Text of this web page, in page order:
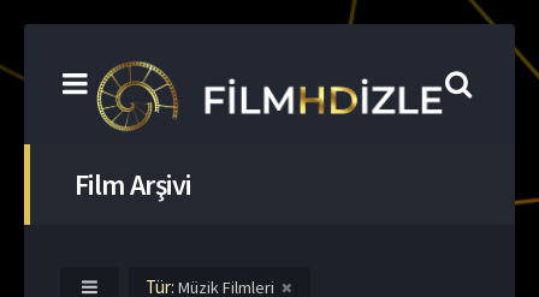
Film Arşivi
Tür: Müzik Filmleri